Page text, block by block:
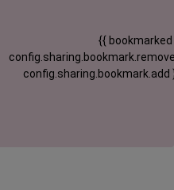
{{ bookmarked
config.sharing.bookmark.add